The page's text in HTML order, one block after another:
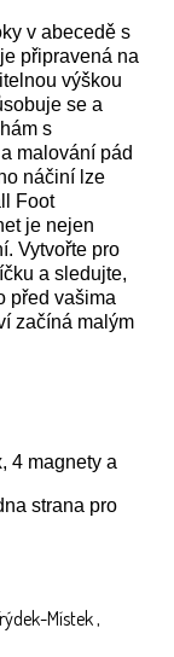
v abecedě s
připravená na
výškou
se a
s
malování pád
náčiní lze
Foot
je nejen
Vytvořte pro
a sledujte,
před vašima
začíná malým
4 magnety a
strana pro
Místek ,